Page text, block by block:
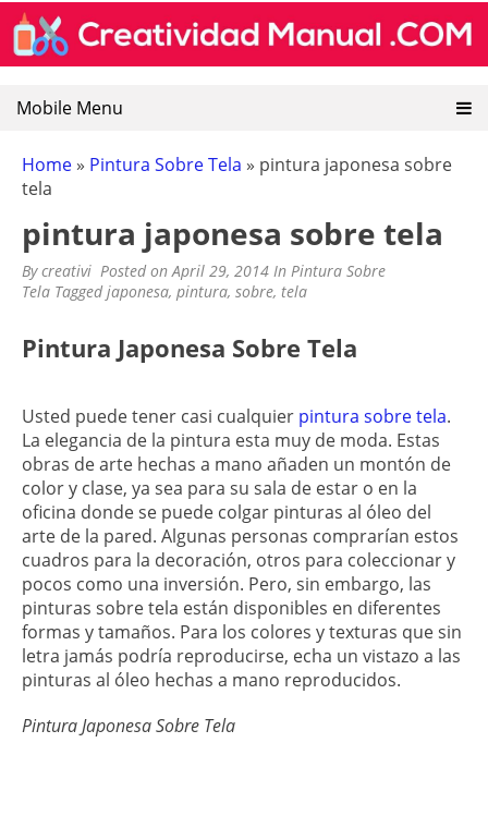
Skip
content
CREATIVIDAD MANUAL
Encuentra recursos sobre artesanias mexicanas, goma
eva, manualidades y pintura decorativa.
Mobile Menu
Home » Pintura Sobre Tela » pintura japonesa sobre
tela
pintura japonesa sobre tela
Bycreativi Posted onApril 29, 2014 In Pintura Sobre
Tela Taggedjaponesa, pintura, sobre, tela
Pintura Japonesa Sobre Tela
Usted puede tener casi cualquier pintura sobre tela.
La elegancia de la pintura esta muy de moda. Estas
obras de arte hechas a mano añaden un montón de
color y clase, ya sea para su sala de estar o en la
oficina donde se puede colgar pinturas al óleo del
arte de la pared. Algunas personas comprarían estos
cuadros para la decoración, otros para coleccionar y
pocos como una inversión. Pero, sin embargo, las
pinturas sobre tela están disponibles en diferentes
formas y tamaños. Para los colores y texturas que sin
letra jamás podría reproducirse, echa un vistazo a las
pinturas al óleo hechas a mano reproducidos.
Pintura Japonesa Sobre Tela